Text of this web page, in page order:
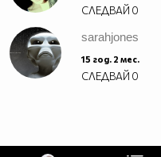
СЛЕДВАЙ 0
sarahjones
15 год. 2 мес.
СЛЕДВАЙ 0